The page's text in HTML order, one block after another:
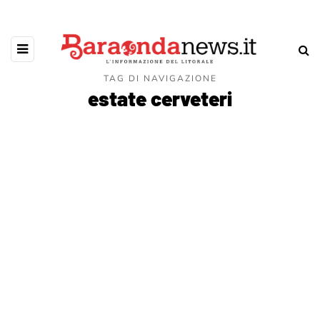
TAG DI NAVIGAZIONE
estate cerveteri